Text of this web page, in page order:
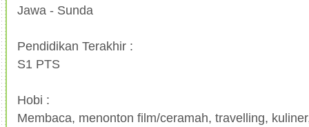
Jawa - Sunda
Pendidikan Terakhir :
S1 PTS
Hobi :
Membaca, menonton film/ceramah, travelling,